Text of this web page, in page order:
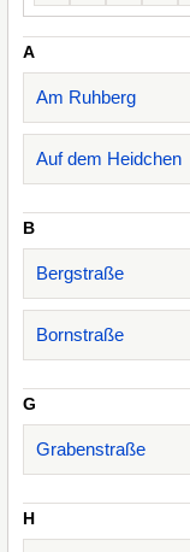
A
Am Ruhberg
Auf dem Heidchen
B
Bergstraße
Bornstraße
G
Grabenstraße
H